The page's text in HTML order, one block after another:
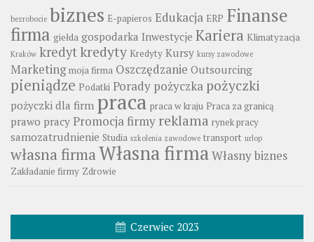
bezrobocie biznes E-papieros Edukacja ERP Finanse
firma giełda gospodarka Inwestycje Kariera Klimatyzacja
Kraków kredytkredyty Kredyty Kursy kursy zawodowe
Marketing moja firma Oszczędzanie Outsourcing
pieniądze Podatki Porady pożyczka pożyczki
pożyczki dla firm praca praca w kraju Praca za granicą
prawo pracy Promocja firmy reklama rynek pracy
samozatrudnienie Studia szkolenia zawodowe transport urlop
własna firma Własna firmaWłasny biznes
Zakładanie firmy Zdrowie
Czerwiec 2023